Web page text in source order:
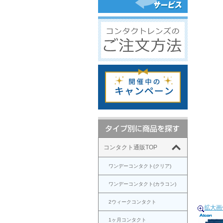
コンタクト通販TOP
ワンデーコンタクト(クリア)
ワンデーコンタクト(カラコン)
2ウィークコンタクト
1ヶ月コンタクト
拡大